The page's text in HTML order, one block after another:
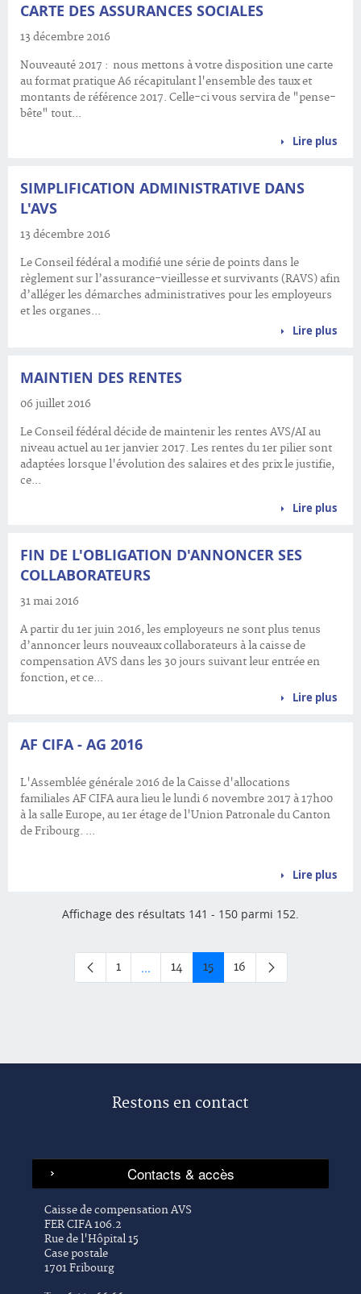
CARTE DES ASSURANCES SOCIALES
13 décembre 2016
Nouveauté 2017 : nous mettons à votre disposition une carte
au format pratique A6 récapitulant l'ensemble des taux et
montants de référence 2017. Celle-ci vous servira de "pense-
bête" tout...
Lire plus
SIMPLIFICATION ADMINISTRATIVE DANS
L'AVS
13 décembre 2016
Le Conseil fédéral a modifié une série de points dans le
règlement sur l’assurance-vieillesse et survivants (RAVS) afin
d’alléger les démarches administratives pour les employeurs
et les organes...
Lire plus
MAINTIEN DES RENTES
06 juillet 2016
Le Conseil fédéral décide de maintenir les rentes AVS/AI au
niveau actuel au 1er janvier 2017. Les rentes du 1er pilier sont
adaptées lorsque l'évolution des salaires et des prix le justifie,
ce...
Lire plus
FIN DE L'OBLIGATION D'ANNONCER SES
COLLABORATEURS
31 mai 2016
A partir du 1er juin 2016, les employeurs ne sont plus tenus
d’annoncer leurs nouveaux collaborateurs à la caisse de
compensation AVS dans les 30 jours suivant leur entrée en
fonction, et ce...
Lire plus
AF CIFA - AG 2016
L'Assemblée générale 2016 de la Caisse d'allocations
familiales AF CIFA aura lieu le lundi 6 novembre 2017 à 17h00
à la salle Europe, au 1er étage de l'Union Patronale du Canton
de Fribourg. ...
Lire plus
Affichage des résultats 141 - 150 parmi 152.
Page
1 ...Pages intermédiaires Utilisez TAB pour
Page
14 Page
15 Page
16
Restons en contact
Caisse de compensation AVS
FER CIFA 106.2
Rue de l'Hôpital 15
Case postale
1701 Fribourg